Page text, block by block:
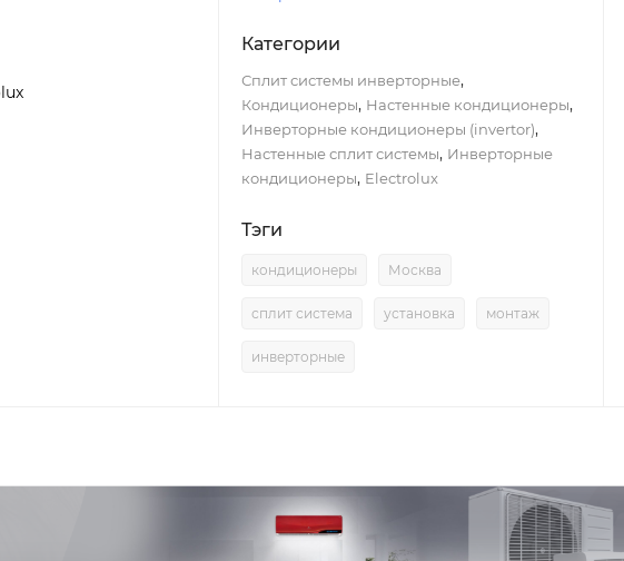
Категории
Сплит системы инверторные,
Кондиционеры, Настенные кондиционеры,
Инверторные кондиционеры (invertor),
Настенные сплит системы, Инверторные
кондиционеры, Electrolux
Тэги
кондиционеры Москва
сплит система установка монтаж
инверторные